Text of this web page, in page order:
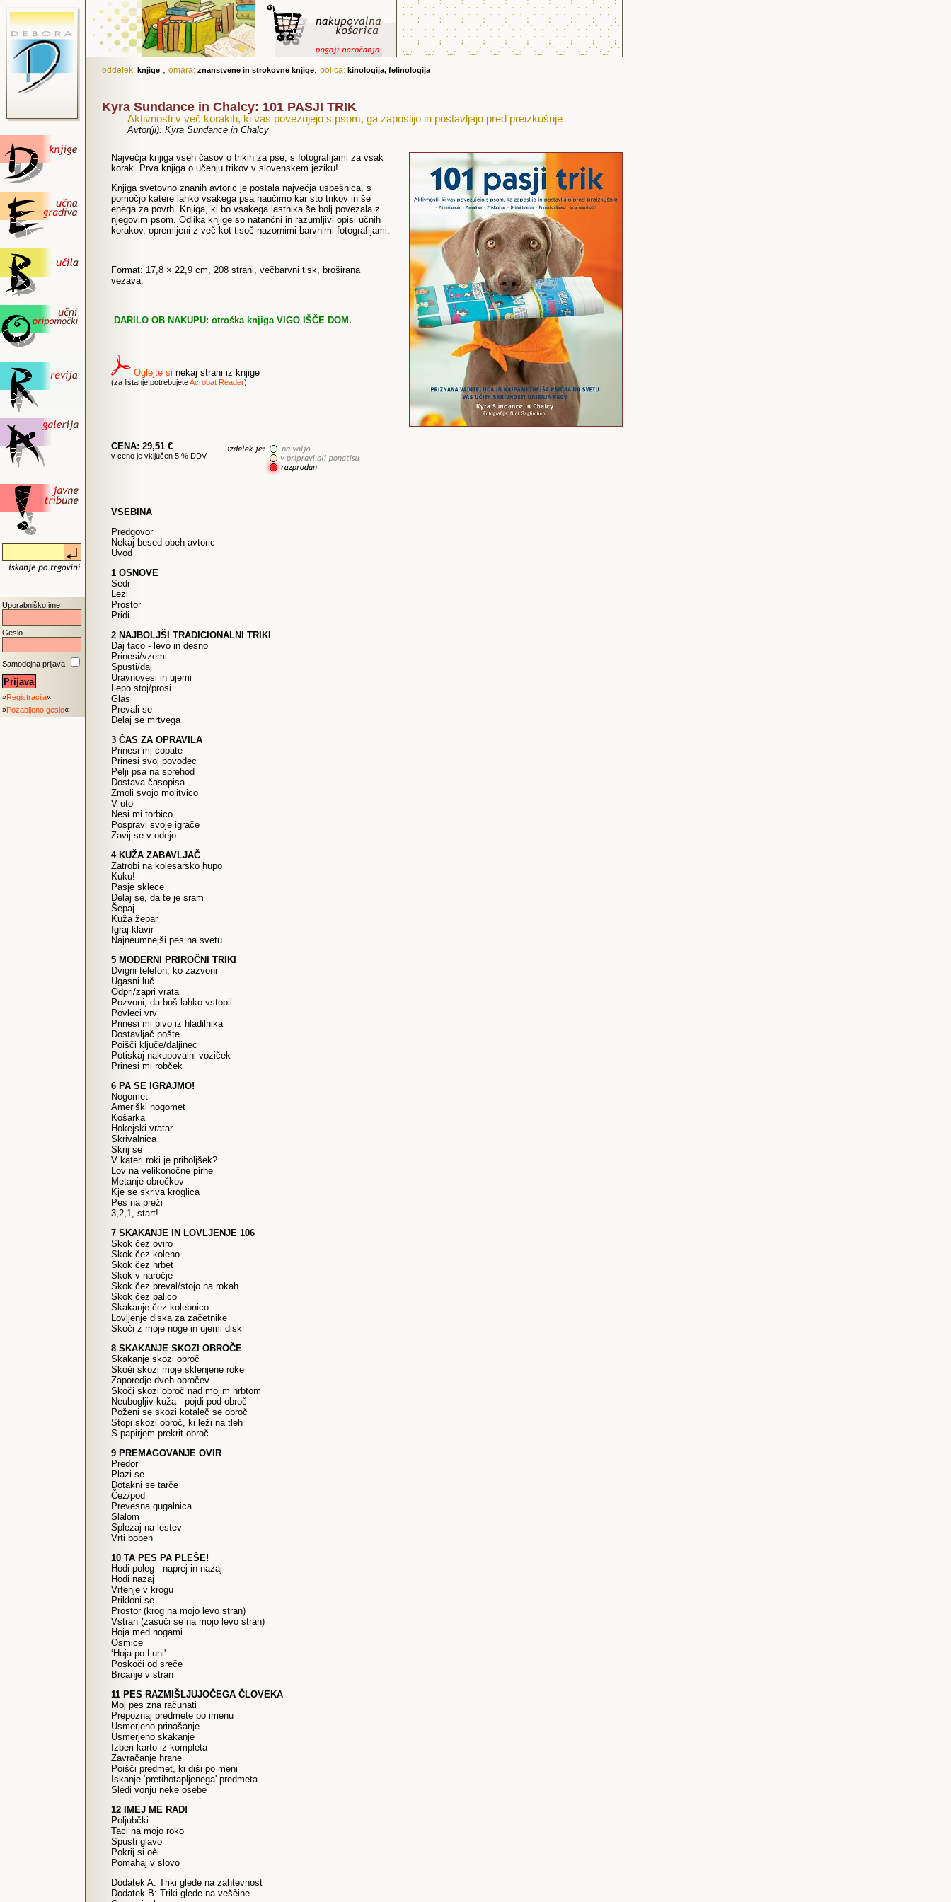
Uporabniško ime
Geslo
Samodejna prijava
»Registracija«
»Pozabljeno geslo«
oddelek: knjige , omara: znanstvene in strokovne knjige, polica: kinologija, felinologija
Kyra Sundance in Chalcy: 101 PASJI TRIK
Aktivnosti v več korakih, ki vas povezujejo s psom, ga zaposlijo in postavljajo pred preizkušnje
Avtor(ji): Kyra Sundance in Chalcy
Največja knjiga vseh časov o trikih za pse, s fotografijami za vsak
korak. Prva knjiga o učenju trikov v slovenskem jeziku!
Knjiga svetovno znanih avtoric je postala največja uspešnica, s
pomočjo katere lahko vsakega psa naučimo kar sto trikov in še
enega za povrh. Knjiga, ki bo vsakega lastnika še bolj povezala z
njegovim psom. Odlika knjige so natančni in razumljivi opisi učnih
korakov, opremljeni z več kot tisoč nazornimi barvnimi fotografijami.
Format: 17,8 × 22,9 cm, 208 strani, večbarvni tisk, broširana
vezava.
DARILO OB NAKUPU: otroška knjiga VIGO IŠČE DOM.
Oglejte si nekaj strani iz knjige
(za listanje potrebujeteAcrobat Reader)
CENA: 29,51 €
v ceno je vključen 5 % DDV
VSEBINA
Predgovor
Nekaj besed obeh avtoric
Uvod
1 OSNOVE
Sedi
Lezi
Prostor
Pridi
2 NAJBOLJŠI TRADICIONALNI TRIKI
Daj taco - levo in desno
Prinesi/vzemi
Spusti/daj
Uravnovesi in ujemi
Lepo stoj/prosi
Glas
Prevali se
Delaj se mrtvega
3 ČAS ZA OPRAVILA
Prinesi mi copate
Prinesi svoj povodec
Pelji psa na sprehod
Dostava časopisa
Zmoli svojo molitvico
V uto
Nesi mi torbico
Pospravi svoje igrače
Zavij se v odejo
4 KUŽA ZABAVLJAČ
Zatrobi na kolesarsko hupo
Kuku!
Pasje sklece
Delaj se, da te je sram
Šepaj
Kuža žepar
Igraj klavir
Najneumnejši pes na svetu
5 MODERNI PRIROČNI TRIKI
Dvigni telefon, ko zazvoni
Ugasni luč
Odpri/zapri vrata
Pozvoni, da boš lahko vstopil
Povleci vrv
Prinesi mi pivo iz hladilnika
Dostavljač pošte
Poišči ključe/daljinec
Potiskaj nakupovalni voziček
Prinesi mi robček
6 PA SE IGRAJMO!
Nogomet
Ameriški nogomet
Košarka
Hokejski vratar
Skrivalnica
Skrij se
V kateri roki je priboljšek?
Lov na velikonočne pirhe
Metanje obročkov
Kje se skriva kroglica
Pes na preži
3,2,1, start!
7 SKAKANJE IN LOVLJENJE 106
Skok čez oviro
Skok čez koleno
Skok čez hrbet
Skok v naročje
Skok čez preval/stojo na rokah
Skok čez palico
Skakanje čez kolebnico
Lovljenje diska za začetnike
Skoči z moje noge in ujemi disk
8 SKAKANJE SKOZI OBROČE
Skakanje skozi obroč
Skoèi skozi moje sklenjene roke
Zaporedje dveh obročev
Skoči skozi obroč nad mojim hrbtom
Neubogljiv kuža - pojdi pod obroč
Poženi se skozi kotaleč se obroč
Stopi skozi obroč, ki leži na tleh
S papirjem prekrit obroč
9 PREMAGOVANJE OVIR
Predor
Plazi se
Dotakni se tarče
Čez/pod
Prevesna gugalnica
Slalom
Splezaj na lestev
Vrti boben
10 TA PES PA PLEŠE!
Hodi poleg - naprej in nazaj
Hodi nazaj
Vrtenje v krogu
Prikloni se
Prostor (krog na mojo levo stran)
Vstran (zasuči se na mojo levo stran)
Hoja med nogami
Osmice
‘Hoja po Luni'
Poskoči od sreče
Brcanje v stran
11 PES RAZMIŠLJUJOČEGA ČLOVEKA
Moj pes zna računati
Prepoznaj predmete po imenu
Usmerjeno prinašanje
Usmerjeno skakanje
Izberi karto iz kompleta
Zavračanje hrane
Poišči predmet, ki diši po meni
Iskanje ‘pretihotapljenega' predmeta
Sledi vonju neke osebe
12 IMEJ ME RAD!
Poljubčki
Taci na mojo roko
Spusti glavo
Pokrij si oèi
Pomahaj v slovo
Dodatek A: Triki glede na zahtevnost
Dodatek B: Triki glede na vešèine